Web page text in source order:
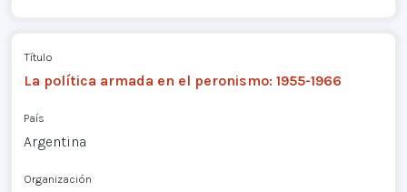
Título
La política armada en el peronismo: 1955-1966
País
Argentina
Organización